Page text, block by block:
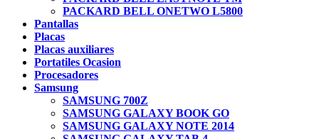
PACKARD BELL ONETWO L5800
Pantallas
Placas
Placas auxiliares
Portatiles Ocasion
Procesadores
Samsung
SAMSUNG 700Z
SAMSUNG GALAXY BOOK GO
SAMSUNG GALAXY NOTE 2014